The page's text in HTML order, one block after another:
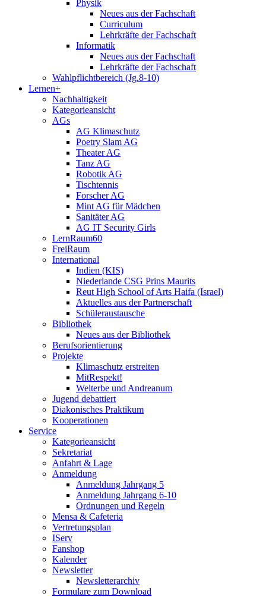
Physik
Neues aus der Fachschaft
Curriculum
Lehrkräfte der Fachschaft
Informatik
Neues aus der Fachschaft
Lehrkräfte der Fachschaft
Wahlpflichtbereich (Jg.8-10)
Lernen+
Nachhaltigkeit
Kategorieansicht
AGs
AG Klimaschutz
Poetry Slam AG
Theater AG
Tanz AG
Robotik AG
Tischtennis
Forscher AG
Mint AG für Mädchen
Sanitäter AG
AG IT Security Girls
LernRaum60
FreiRaum
International
Indien (KIS)
Niederlande CSG Prins Maurits
Reut High School of Arts Haifa (Israel)
Aktuelles aus der Partnerschaft
Schüleraustausche
Bibliothek
Neues aus der Bibliothek
Berufsorientierung
Projekte
Klimaschutz erstreiten
MitRespekt!
Welterbe und Andreanum
Jugend debattiert
Diakonisches Praktikum
Kooperationen
Service
Kategorieansicht
Sekretariat
Anfahrt & Lage
Anmeldung
Anmeldung Jahrgang 5
Anmeldung Jahrgang 6-10
Ordnungen und Regeln
Mensa & Cafeteria
Vertretungsplan
IServ
Fanshop
Kalender
Newsletter
Newsletterarchiv
Formulare zum Download